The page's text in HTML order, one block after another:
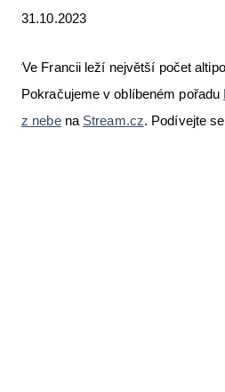
31.10.2023
Ve Francii leží největší počet
Pokračujeme v oblíbeném pořadu
z nebena Stream.cz. Podívejte
Pro
Série &